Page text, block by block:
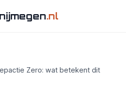
.nl
Zero: wat betekent dit